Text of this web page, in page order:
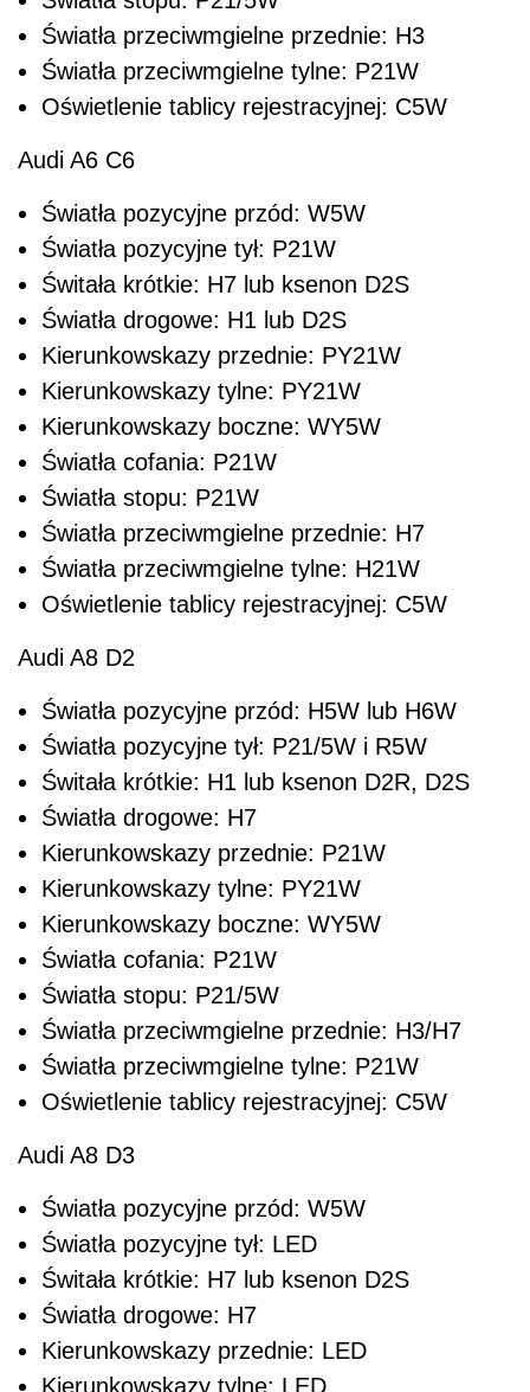
Światła przeciwmgielne przednie: H3
Światła przeciwmgielne tylne: P21W
Oświetlenie tablicy rejestracyjnej: C5W
Audi A6 C6
Światła pozycyjne przód: W5W
Światła pozycyjne tył: P21W
Świtała krótkie: H7 lub ksenon D2S
Światła drogowe: H1 lub D2S
Kierunkowskazy przednie: PY21W
Kierunkowskazy tylne: PY21W
Kierunkowskazy boczne: WY5W
Światła cofania: P21W
Światła stopu: P21W
Światła przeciwmgielne przednie: H7
Światła przeciwmgielne tylne: H21W
Oświetlenie tablicy rejestracyjnej: C5W
Audi A8 D2
Światła pozycyjne przód: H5W lub H6W
Światła pozycyjne tył: P21/5W i R5W
Świtała krótkie: H1 lub ksenon D2R, D2S
Światła drogowe: H7
Kierunkowskazy przednie: P21W
Kierunkowskazy tylne: PY21W
Kierunkowskazy boczne: WY5W
Światła cofania: P21W
Światła stopu: P21/5W
Światła przeciwmgielne przednie: H3/H7
Światła przeciwmgielne tylne: P21W
Oświetlenie tablicy rejestracyjnej: C5W
Audi A8 D3
Światła pozycyjne przód: W5W
Światła pozycyjne tył: LED
Świtała krótkie: H7 lub ksenon D2S
Światła drogowe: H7
Kierunkowskazy przednie: LED
Kierunkowskazy tylne: LED